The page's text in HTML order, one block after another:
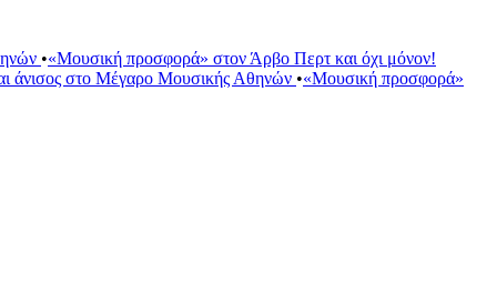
•«Μουσική προσφορά» στον Άρβο Περτ και όχι μόνον!
άνισος στο Μέγαρο Μουσικής Αθηνών •«Μουσική προσφορά»